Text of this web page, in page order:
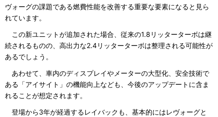
ヴォーグの課題である燃費性能を改善する重要な要素になると見ら
れています。
この新ユニットが追加された場合、従来の1.8リッターターボは継
続されるものの、高出力な2.4リッターターボは整理される可能性が
あるでしょう。
あわせて、車内のディスプレイやメーターの大型化、安全技術で
ある「アイサイト」の機能向上なども、今後のアップデートに含ま
れることが想定されます。
登場から3年が経過するレイバックも、基本的にはレヴォーグと